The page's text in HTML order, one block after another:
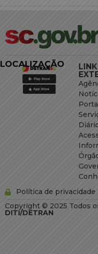
Política de privacidade
LOCALIZAÇÃO
Copyright © 2025 Todos
DITI/DETRAN